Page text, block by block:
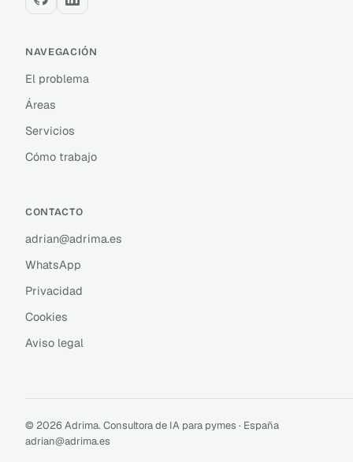
NAVEGACIÓN
El problema
Áreas
Servicios
Cómo trabajo
CONTACTO
adrian@adrima.es
WhatsApp
Privacidad
Cookies
Aviso legal
© 2026 Adrima. Consultora de IA para pymes · España
adrian@adrima.es